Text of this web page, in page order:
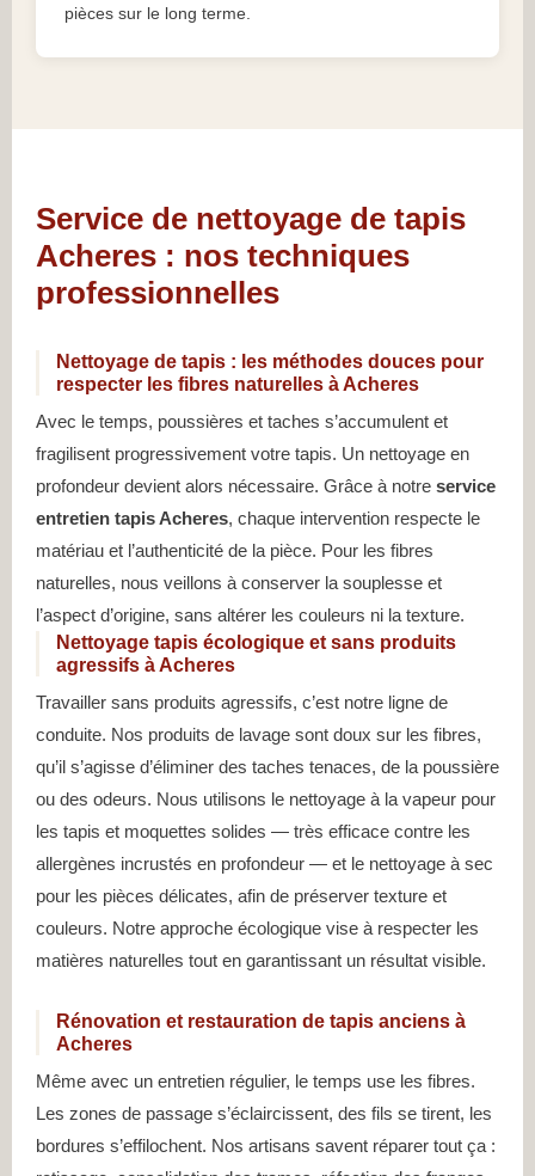
pièces sur le long terme.
Service de nettoyage de tapis
Acheres : nos techniques
professionnelles
Nettoyage de tapis : les méthodes douces pour
respecter les fibres naturelles à Acheres
Avec le temps, poussières et taches s’accumulent et
fragilisent progressivement votre tapis. Un nettoyage en
profondeur devient alors nécessaire. Grâce à notre service
entretien tapis Acheres, chaque intervention respecte le
matériau et l’authenticité de la pièce. Pour les fibres
naturelles, nous veillons à conserver la souplesse et
l’aspect d’origine, sans altérer les couleurs ni la texture.
Nettoyage tapis écologique et sans produits
agressifs à Acheres
Travailler sans produits agressifs, c’est notre ligne de
conduite. Nos produits de lavage sont doux sur les fibres,
qu’il s’agisse d’éliminer des taches tenaces, de la poussière
ou des odeurs. Nous utilisons le nettoyage à la vapeur pour
les tapis et moquettes solides — très efficace contre les
allergènes incrustés en profondeur — et le nettoyage à sec
pour les pièces délicates, afin de préserver texture et
couleurs. Notre approche écologique vise à respecter les
matières naturelles tout en garantissant un résultat visible.
Rénovation et restauration de tapis anciens à
Acheres
Même avec un entretien régulier, le temps use les fibres.
Les zones de passage s’éclaircissent, des fils se tirent, les
bordures s’effilochent. Nos artisans savent réparer tout ça :